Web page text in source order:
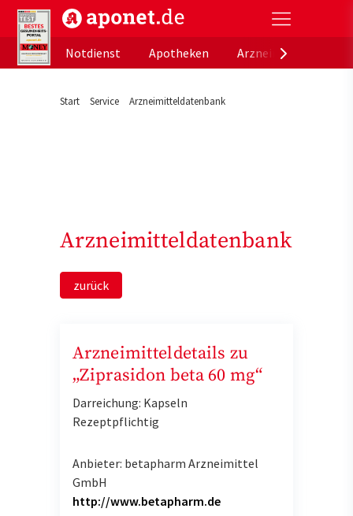
aponet.de - Das offizielle Gesundheitsportal der
Notdienst
Apotheken
Start Service Arzneimitteldatenbank
Arzneimitteldatenbank
zurück
Arzneimitteldetails zu
„Ziprasidon beta 60 mg“
Darreichung: Kapseln
Rezeptpflichtig
Anbieter: betapharm Arzneimittel
GmbH
http://www.betapharm.de